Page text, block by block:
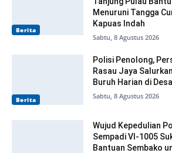
Berita
Menuruni Tangga
Kapuas Indah
Sabtu, 8 Agustus 2026
Berita
Polisi Penolong,
Rasau Jaya
Buruh Harian di
Sabtu, 8 Agustus 2026
Wujud Kepedulian
Sempadi VI-1005
Bantuan Sembako